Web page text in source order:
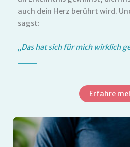
auch dein Herz berührt wird.
sagst:
„Das hat sich für mich wirklich
Erfahre